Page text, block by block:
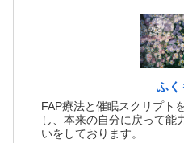
ふく
FAP療法と催眠スクリプト
し、本来の自分に戻って能
いをしております。